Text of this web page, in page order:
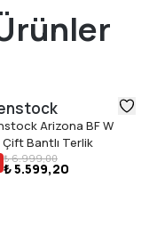
Arizona BF W
Çift Bantlı Terlik
₺ 6.999,00
₺ 5.599,20